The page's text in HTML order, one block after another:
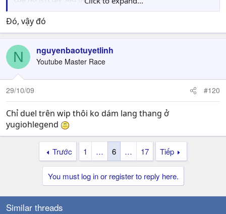
mấy fat' rồi anh up hết trap anh xuống sau đó ra lá gươm
ánh sáng kkekekeke
thế là 5 lá của nó bay sạch vào cổ mộ, sau đó anh dùng
tử , Nó cay lắm , ván sau nó lại thua nữa nên càng cay .
Chuyện là vậy đó
Đó, vậy đó
N nguyenbaotuyetlinh
Youtube Master Race
29/10/09 #120
Chỉ duel trên wip thôi ko dám lang thang ở
yugiohlegend
Trước 1 … 6 … 17 Tiếp
You must log in or register to reply here.
Similar threads